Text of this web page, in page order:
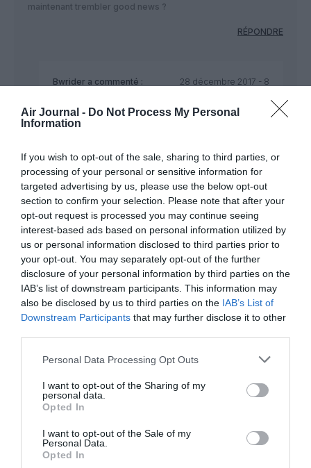
Air Journal - Do Not Process My Personal
Information
If you wish to opt-out of the sale, sharing to third parties, or
processing of your personal or sensitive information for
targeted advertising by us, please use the below opt-out
section to confirm your selection. Please note that after your
opt-out request is processed you may continue seeing
interest-based ads based on personal information utilized by
us or personal information disclosed to third parties prior to
your opt-out. You may separately opt-out of the further
disclosure of your personal information by third parties on the
IAB’s list of downstream participants. This information may
also be disclosed by us to third parties on the IAB’s List of
Downstream Participants that may further disclose it to other
Personal Data Processing Opt Outs
I want to opt-out of the Sharing of my
personal data.
Opted In
I want to opt-out of the Sale of my
Personal Data.
Opted In
maintenant trembler good news ?
RÉPONDRE
Bwrider a commenté :
28 décembre 2017 - 8
Vous avez pensé à envoyer votre Cv au comité
stratégique d’Airbus ?
RÉPONDRE
a commenté :
28 décembre 2017 - 7 h
26 min
L’A380 ne’a pas désengorgé pas les aéroports. Au contraire il
ralentit le trafic autour de lui supprime des vols et donc des
créneaux horaires pour la clientèle bizness et pose
d’énormes problèmes de logistique aux compagnies et aux
infrastructures qui le reçoivent, sans oublier les inquiétants
reste en effet nettement en deçà des attentes occasionnant
afficheraient un taux de panne moyen d’environ 3%, soit près
du double du taux communément admis. ( défaillances
moteur, micro-fissures sur les ailes, etc, etc )
RÉPONDRE